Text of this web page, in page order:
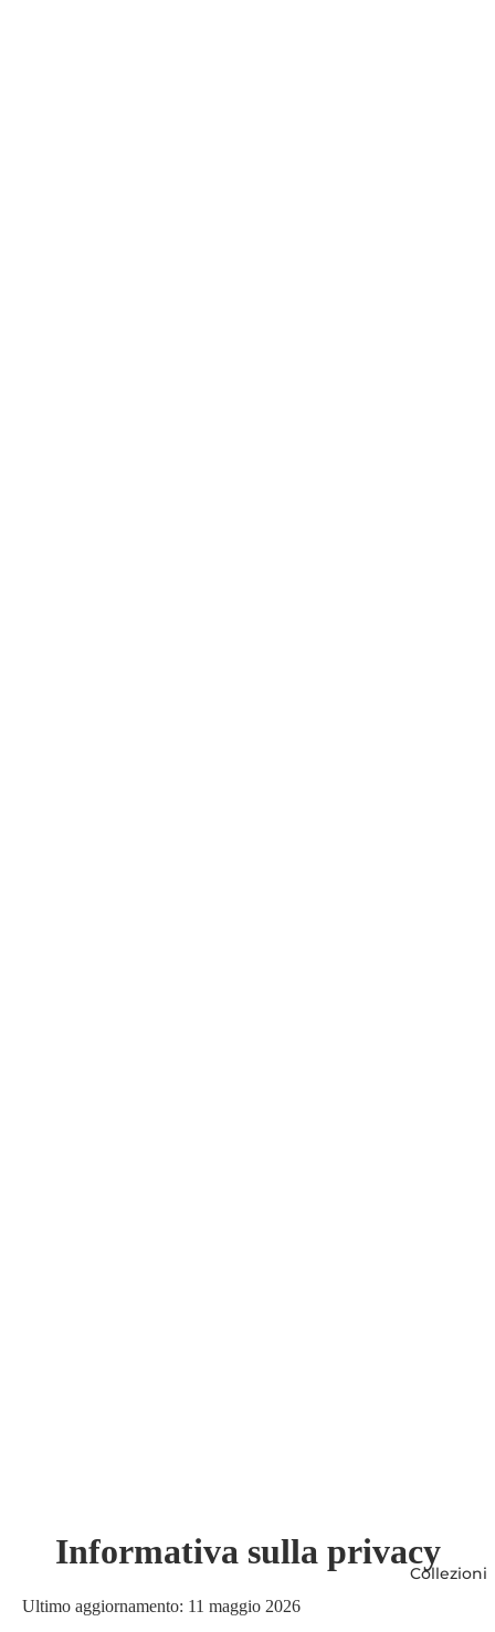
Collezioni
Informativa sulla privacy
Ultimo aggiornamento: 11 maggio 2026